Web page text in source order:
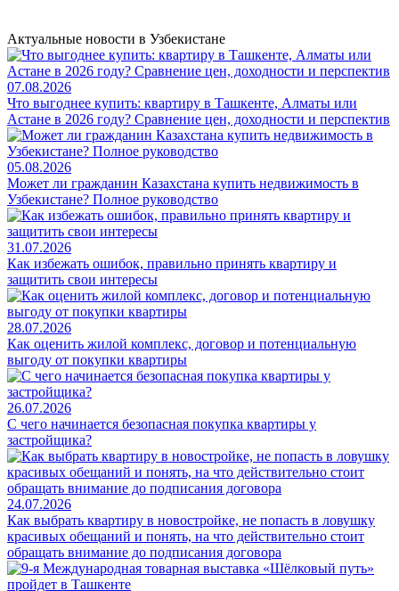
Актуальные новости в Узбекистане
07.08.2026
Что выгоднее купить: квартиру в Ташкенте, Алматы или
Астане в 2026 году? Сравнение цен, доходности и перспектив
05.08.2026
Может ли гражданин Казахстана купить недвижимость в
Узбекистане? Полное руководство
31.07.2026
Как избежать ошибок, правильно принять квартиру и
защитить свои интересы
28.07.2026
Как оценить жилой комплекс, договор и потенциальную
выгоду от покупки квартиры
26.07.2026
С чего начинается безопасная покупка квартиры у
застройщика?
24.07.2026
Как выбрать квартиру в новостройке, не попасть в ловушку
красивых обещаний и понять, на что действительно стоит
обращать внимание до подписания договора